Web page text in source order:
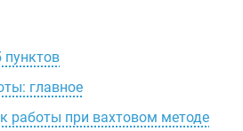
пунктов
главное
работы при вахтовом методе